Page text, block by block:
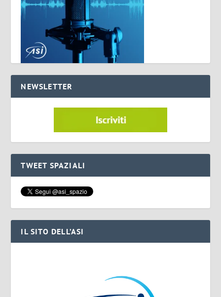
NEWSLETTER
TWEET SPAZIALI
IL SITO DELL’ASI